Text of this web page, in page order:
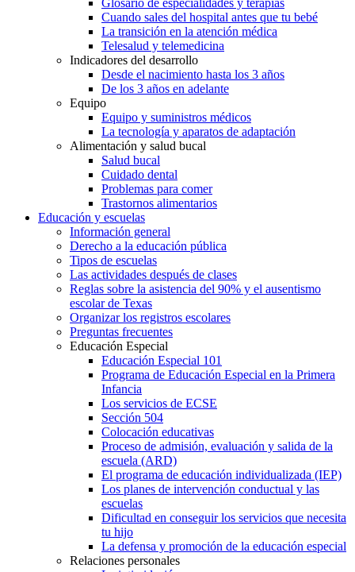
Cuando sales del hospital antes que tu bebé
La transición en la atención médica
Telesalud y telemedicina
Indicadores del desarrollo
Desde el nacimiento hasta los 3 años
De los 3 años en adelante
Equipo
Equipo y suministros médicos
La tecnología y aparatos de adaptación
Alimentación y salud bucal
Salud bucal
Cuidado dental
Problemas para comer
Trastornos alimentarios
Educación y escuelas
Información general
Derecho a la educación pública
Tipos de escuelas
Las actividades después de clases
Reglas sobre la asistencia del 90% y el ausentismo
escolar de Texas
Organizar los registros escolares
Preguntas frecuentes
Educación Especial
Educación Especial 101
Programa de Educación Especial en la Primera
Infancia
Los servicios de ECSE
Sección 504
Colocación educativas
Proceso de admisión, evaluación y salida de la
escuela (ARD)
El programa de educación individualizada (IEP)
Los planes de intervención conductual y las
escuelas
Dificultad en conseguir los servicios que necesita
tu hijo
La defensa y promoción de la educación especial
Relaciones personales